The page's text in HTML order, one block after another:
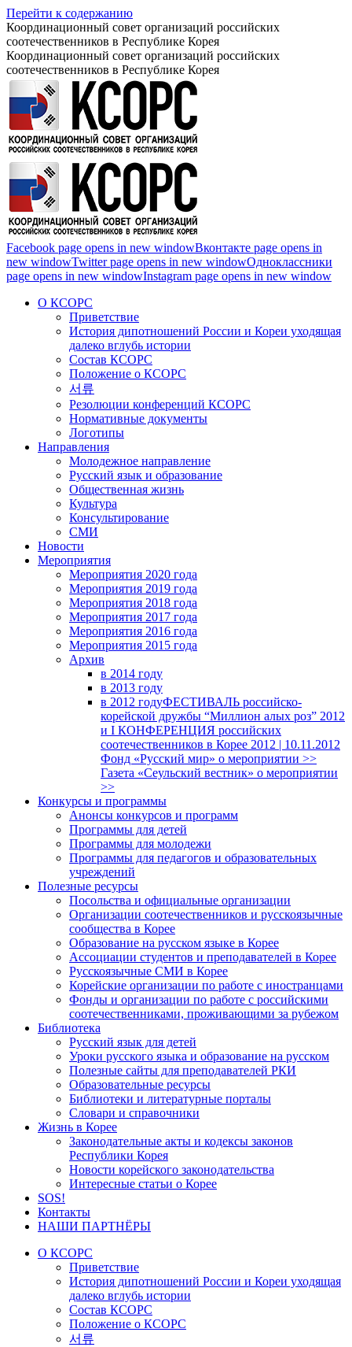
Перейти к содержанию
Координационный совет организаций российских
соотечественников в Республике Корея
Координационный совет организаций российских
соотечественников в Республике Корея
Facebook page opens in new windowВконтакте page opens in
new windowTwitter page opens in new windowОдноклассники
page opens in new windowInstagram page opens in new window
О КСОРС
Приветствие
История дипотношений России и Кореи уходящая
далеко вглубь истории
Состав КСОРС
Положение о КСОРС
서류
Резолюции конференций КСОРС
Нормативные документы
Логотипы
Направления
Молодежное направление
Русский язык и образование
Общественная жизнь
Культура
Консультирование
СМИ
Новости
Мероприятия
Мероприятия 2020 года
Мероприятия 2019 года
Мероприятия 2018 годa
Мероприятия 2017 года
Мероприятия 2016 года
Мероприятия 2015 года
Архив
в 2014 году
в 2013 году
в 2012 годуФЕСТИВАЛЬ российско-
корейской дружбы “Миллион алых роз” 2012
и I КОНФЕРЕНЦИЯ российских
соотечественников в Корее 2012 | 10.11.2012
Фонд «Русский мир» о мероприятии >>
Газета «Сеульский вестник» о мероприятии
>>
Конкурсы и программы
Анонсы конкурсов и программ
Программы для детей
Программы для молодежи
Программы для педагогов и образовательных
учреждений
Полезные ресурсы
Посольства и официальные организации
Организации соотечественников и русскоязычные
сообщества в Корее
Образование на русском языке в Корее
Ассоциации студентов и преподавателей в Корее
Русскоязычные СМИ в Корее
Корейские организации по работе с иностранцами
Фонды и организации по работе с российскими
соотечественниками, проживающими за рубежом
Библиотека
Русский язык для детей
Уроки русского языка и образование на русском
Полезные сайты для преподавателей РКИ
Образовательные ресурсы
Библиотеки и литературные порталы
Словари и справочники
Жизнь в Корее
Законодательные акты и кодексы законов
Республики Корея
Новости корейского законодательства
Интересные статьи о Корее
SOS!
Контакты
НАШИ ПАРТНЁРЫ
О КСОРС
Приветствие
История дипотношений России и Кореи уходящая
далеко вглубь истории
Состав КСОРС
Положение о КСОРС
서류